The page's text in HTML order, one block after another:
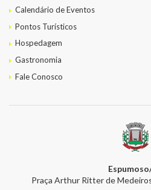
Calendário de Eventos
Pontos Turísticos
Hospedagem
Gastronomia
Fale Conosco
Praça Arthur Ritter de